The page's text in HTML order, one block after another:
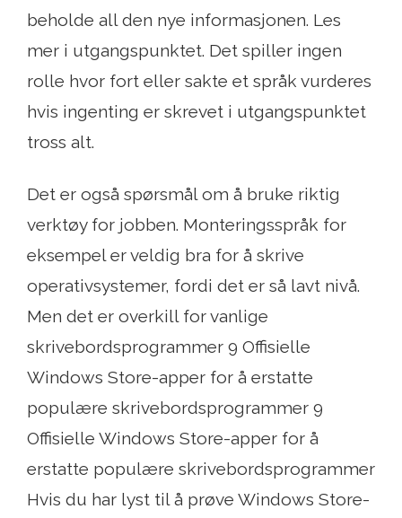
beholde all den nye informasjonen. Les
mer i utgangspunktet. Det spiller ingen
rolle hvor fort eller sakte et språk vurderes
hvis ingenting er skrevet i utgangspunktet
tross alt.
Det er også spørsmål om å bruke riktig
verktøy for jobben. Monteringsspråk for
eksempel er veldig bra for å skrive
operativsystemer, fordi det er så lavt nivå.
Men det er overkill for vanlige
skrivebordsprogrammer 9 Offisielle
Windows Store-apper for å erstatte
populære skrivebordsprogrammer 9
Offisielle Windows Store-apper for å
erstatte populære skrivebordsprogrammer
Hvis du har lyst til å prøve Windows Store-